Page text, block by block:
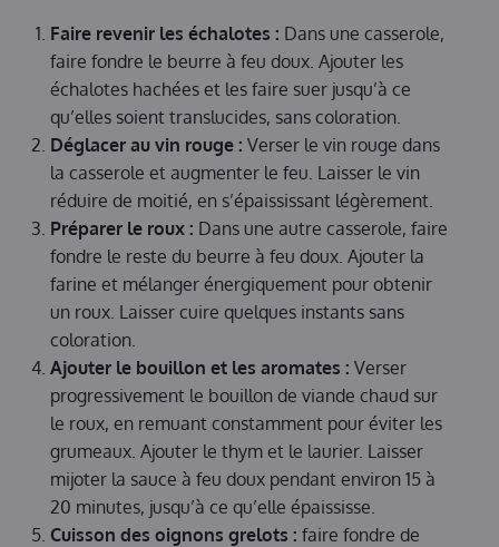
Faire revenir les échalotes : Dans une casserole,
faire fondre le beurre à feu doux. Ajouter les
échalotes hachées et les faire suer jusqu’à ce
qu’elles soient translucides, sans coloration.
Déglacer au vin rouge : Verser le vin rouge dans
la casserole et augmenter le feu. Laisser le vin
réduire de moitié, en s’épaississant légèrement.
Préparer le roux : Dans une autre casserole, faire
fondre le reste du beurre à feu doux. Ajouter la
farine et mélanger énergiquement pour obtenir
un roux. Laisser cuire quelques instants sans
coloration.
Ajouter le bouillon et les aromates : Verser
progressivement le bouillon de viande chaud sur
le roux, en remuant constamment pour éviter les
grumeaux. Ajouter le thym et le laurier. Laisser
mijoter la sauce à feu doux pendant environ 15 à
20 minutes, jusqu’à ce qu’elle épaississe.
Cuisson des oignons grelots : faire fondre de